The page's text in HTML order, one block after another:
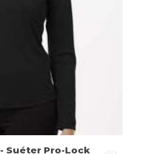
- Suéter Pro-Lock